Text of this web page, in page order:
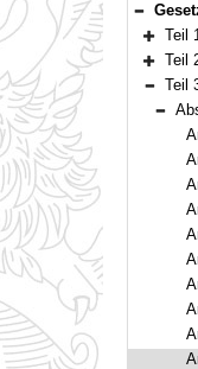
Gesetz über kommunale
Teil
Teil
Teil 3